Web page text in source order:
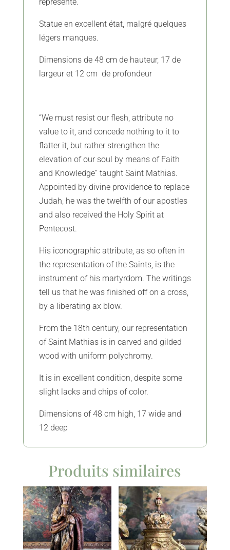
Statue en excellent état, malgré quelques
légers manques.
Dimensions de 48 cm de hauteur, 17 de
largeur et 12 cm de profondeur
“We must resist our flesh, attribute no
value to it, and concede nothing to it to
flatter it, but rather strengthen the
elevation of our soul by means of Faith
and Knowledge” taught Saint Mathias.
Appointed by divine providence to replace
Judah, he was the twelfth of our apostles
and also received the Holy Spirit at
Pentecost.
His iconographic attribute, as so often in
the representation of the Saints, is the
instrument of his martyrdom. The writings
tell us that he was finished off on a cross,
by a liberating ax blow.
From the 18th century, our representation
of Saint Mathias is in carved and gilded
wood with uniform polychromy.
It is in excellent condition, despite some
slight lacks and chips of color.
Dimensions of 48 cm high, 17 wide and
12 deep
Produits similaires